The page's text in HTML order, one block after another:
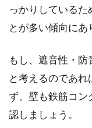
っかりしているた
とが多い傾向にあ
もし、遮音性・
と考えるのであ
ず、壁も鉄筋コン
認しましょう。